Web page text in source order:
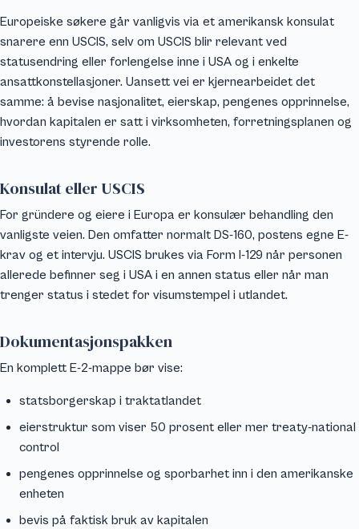
Europeiske søkere går vanligvis via et amerikansk konsulat
snarere enn USCIS, selv om USCIS blir relevant ved
statusendring eller forlengelse inne i USA og i enkelte
ansattkonstellasjoner. Uansett vei er kjernearbeidet det
samme: å bevise nasjonalitet, eierskap, pengenes opprinnelse,
hvordan kapitalen er satt i virksomheten, forretningsplanen og
investorens styrende rolle.
Konsulat eller USCIS
For gründere og eiere i Europa er konsulær behandling den
vanligste veien. Den omfatter normalt DS-160, postens egne E-
krav og et intervju. USCIS brukes via Form I-129 når personen
allerede befinner seg i USA i en annen status eller når man
trenger status i stedet for visumstempel i utlandet.
Dokumentasjonspakken
En komplett E-2-mappe bør vise:
statsborgerskap i traktatlandet
eierstruktur som viser 50 prosent eller mer treaty-national
control
pengenes opprinnelse og sporbarhet inn i den amerikanske
enheten
bevis på faktisk bruk av kapitalen